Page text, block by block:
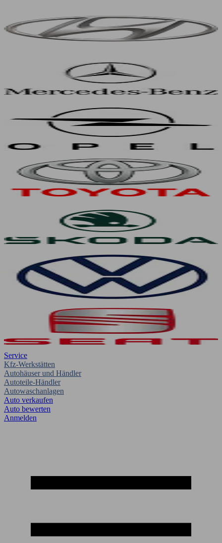
Service
Kfz-Werkstätten
Autohäuser und Händler
Autoteile-Händler
Autowaschanlagen
Auto verkaufen
Auto bewerten
Anmelden